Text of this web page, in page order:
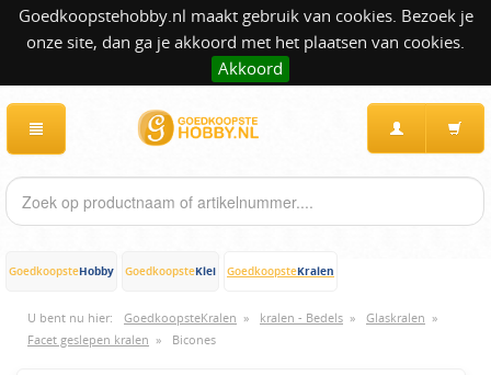
Goedkoopstehobby.nl maakt gebruik van cookies. Bezoek je
onze site, dan ga je akkoord met het plaatsen van cookies.
Akkoord
GoedkoopsteHobby GoedkoopsteKlei GoedkoopsteKralen
U bent nu hier: GoedkoopsteKralen » kralen - Bedels » Glaskralen »
Facet geslepen kralen » Bicones